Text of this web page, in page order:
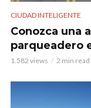
CIUDAD INTELIGENTE
Conozca una
parqueadero
1.582 views 2 min read